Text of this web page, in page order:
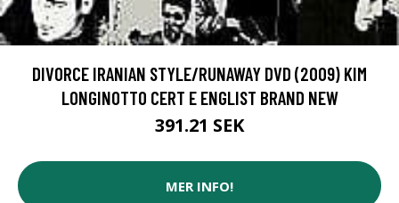
DIVORCE IRANIAN STYLE/RUNAWAY DVD (2009) KIM
LONGINOTTO CERT E ENGLIST BRAND NEW
391.21 SEK
MER INFO!